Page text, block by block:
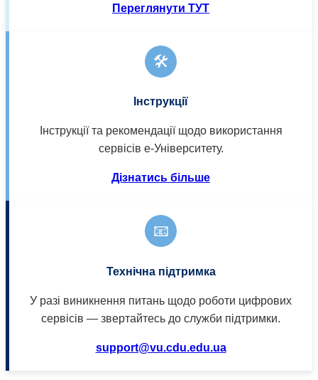
Переглянути ТУТ
🛠️
Інструкції
Інструкції та рекомендації щодо використання
сервісів е-Університету.
Дізнатись більше
📧
Технічна підтримка
У разі виникнення питань щодо роботи цифрових
сервісів — звертайтесь до служби підтримки.
support@vu.cdu.edu.ua